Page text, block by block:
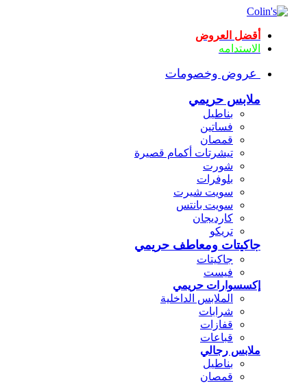
أقضل العروض
الاستدامه
عروض وخصومات
ملابس حريمي
بناطيل
فساتين
قمصان
تيشرتات أكمام قصيرة
شورت
بلوفرات
سويت شيرت
سويت بانتس
كارديجان
تريكو
جاكيتات ومعاطف حريمي
جاكيتات
فيست
إكسسوارات حريمي
الملابس الداخلية
شرابات
قفازات
قباعات
ملابس رجالي
بناطيل
قمصان